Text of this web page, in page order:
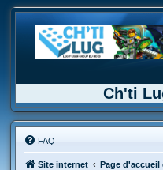
Ch'ti
FAQ
Site internet Page d'accueil